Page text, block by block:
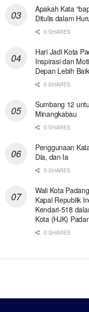
Apakah Kata
Ditulis dalam
0 SHARES
Hari Jadi Kota
Inspirasi dan
Depan Lebih Baik
0 SHARES
Sumbang 12
Minangkabau
0 SHARES
Penggunaan
Dia, dan Ia
0 SHARES
Wali Kota
Kapal Republik
Kendari-518
Kota (HJK)
0 SHARES